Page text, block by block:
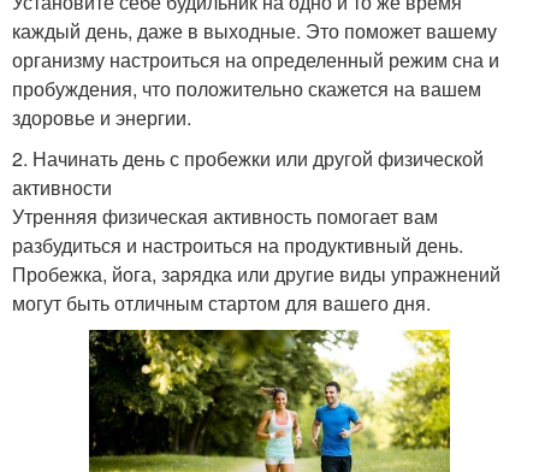
каждый день, даже в выходные. Это поможет вашему
организму настроиться на определенный режим сна и
пробуждения, что положительно скажется на вашем
здоровье и энергии.
2. Начинать день с пробежки или другой физической
активности
Утренняя физическая активность помогает вам
разбудиться и настроиться на продуктивный день.
Пробежка, йога, зарядка или другие виды упражнений
могут быть отличным стартом для вашего дня.